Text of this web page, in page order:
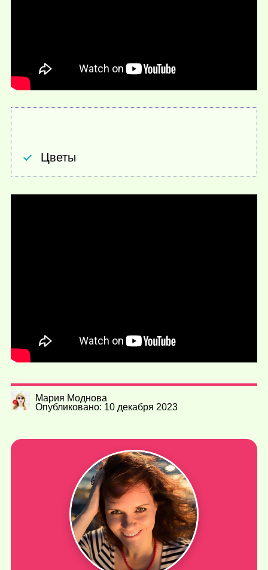
Цветы
Мария Моднова
Опубликовано: 10 декабря 2023